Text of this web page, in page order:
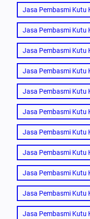
Jasa Pembasmi Kutu
Jasa Pembasmi Kutu
Jasa Pembasmi Kutu
Jasa Pembasmi Kutu
Jasa Pembasmi Kutu
Jasa Pembasmi Kutu
Jasa Pembasmi Kutu
Jasa Pembasmi Kutu
Jasa Pembasmi Kutu
Jasa Pembasmi Kutu
Jasa Pembasmi Kutu